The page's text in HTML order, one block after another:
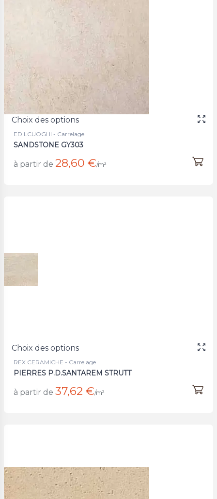
Choix des options
EDILCUOGHI - Carrelage
SANDSTONE GY303
à partir de 28,60 €/m²
Choix des options
REX CERAMICHE - Carrelage
PIERRES P.D.SANTAREM STRUTT
à partir de 37,62 €/m²